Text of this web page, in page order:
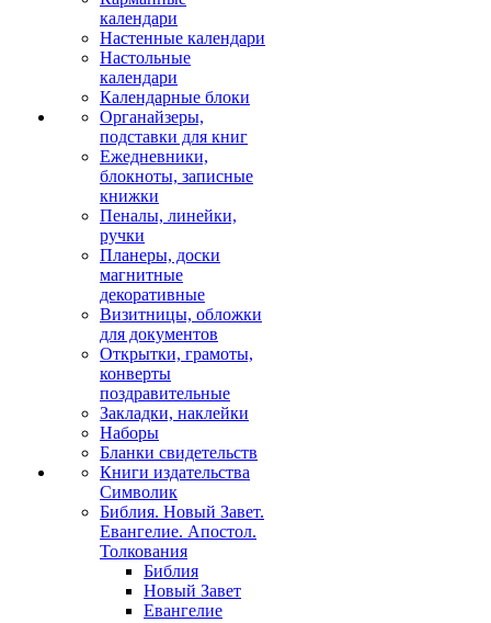
календари
Настенные календари
Настольные
календари
Календарные блоки
Органайзеры,
подставки для книг
Ежедневники,
блокноты, записные
книжки
Пеналы, линейки,
ручки
Планеры, доски
магнитные
декоративные
Визитницы, обложки
для документов
Открытки, грамоты,
конверты
поздравительные
Закладки, наклейки
Наборы
Бланки свидетельств
Книги издательства
Символик
Библия. Новый Завет.
Евангелие. Апостол.
Толкования
Библия
Новый Завет
Евангелие